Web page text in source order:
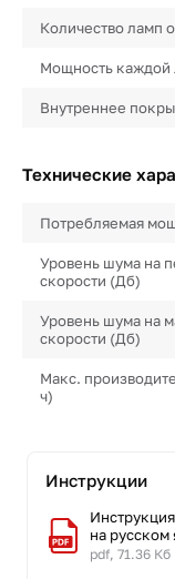
Количество ламп
Мощность каждой
Внутреннее
Технические
Потребляемая
Уровень шума на
скорости (Дб)
Уровень шума на
скорости (Дб)
Макс.
ч)
Инструкции
на русском
pdf, 71.36 Кб